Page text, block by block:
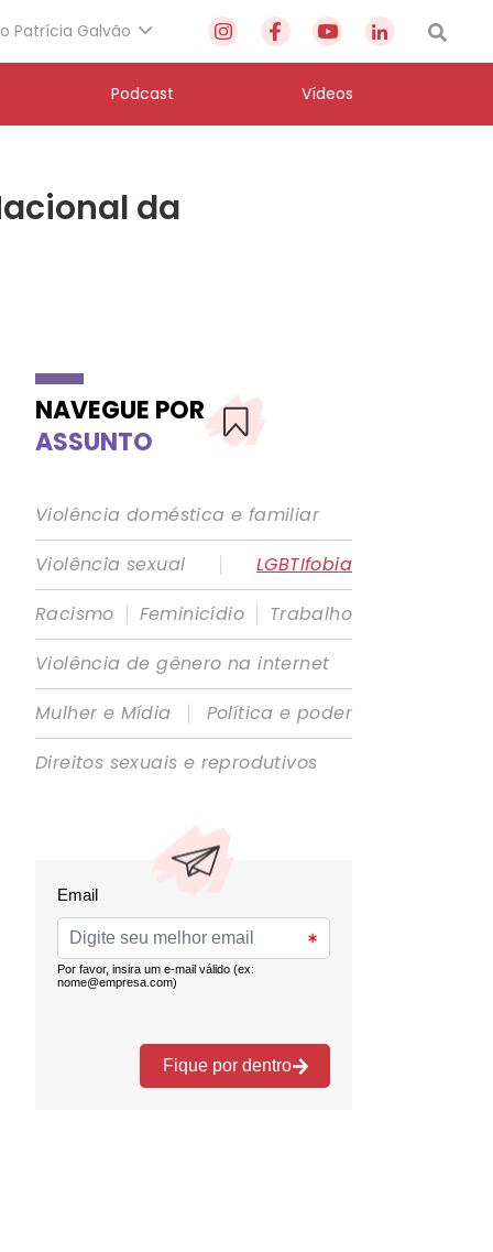
Patrícia Galvão
Podcast Vídeos
da
NAVEGUE POR
ASSUNTO
Violência doméstica e familiar
Violência sexual
|
LGBTIfobia
Racismo | Feminicídio | Trabalho
Violência de gênero na internet
Mulher e Mídia
|
Política e poder
Direitos sexuais e reprodutivos